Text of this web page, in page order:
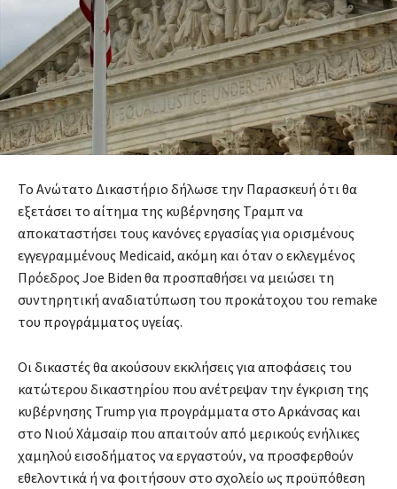
Το Ανώτατο Δικαστήριο δήλωσε την Παρασκευή ότι θα
εξετάσει το αίτημα της κυβέρνησης Τραμπ να
αποκαταστήσει τους κανόνες εργασίας για ορισμένους
εγγεγραμμένους Medicaid, ακόμη και όταν ο εκλεγμένος
Πρόεδρος Joe Biden θα προσπαθήσει να μειώσει τη
συντηρητική αναδιατύπωση του προκάτοχου του remake
του προγράμματος υγείας.
Οι δικαστές θα ακούσουν εκκλήσεις για αποφάσεις του
κατώτερου δικαστηρίου που ανέτρεψαν την έγκριση της
κυβέρνησης Trump για προγράμματα στο Αρκάνσας και
στο Νιού Χάμσαϊρ που απαιτούν από μερικούς ενήλικες
χαμηλού εισοδήματος να εργαστούν, να προσφερθούν
εθελοντικά ή να φοιτήσουν στο σχολείο ως προϋπόθεση